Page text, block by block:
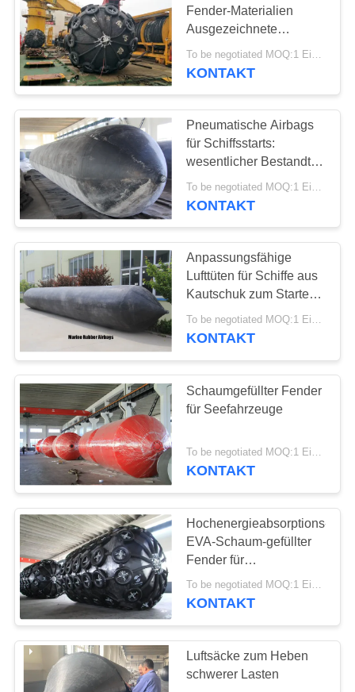
Fender-Materialien
Ausgezeichnete
Polsterleistung für den
Schiffsschutz
KONTAKT
Pneumatische Airbags
für Schiffsstarts:
wesentlicher Bestandteil
für Schiffsstarts und
Schleppfahrten
KONTAKT
Anpassungsfähige
Lufttüten für Schiffe aus
Kautschuk zum Starten
und Heben
To be negotiated MOQ:1 Einheit
KONTAKT
Schaumgefüllter Fender
für Seefahrzeuge
To be negotiated MOQ:1 Einheit
KONTAKT
Hochenergieabsorptions-
EVA-Schaum-gefüllter
Fender für
Schiffsdocking
To be negotiated MOQ:1 Einheit
KONTAKT
Luftsäcke zum Heben
schwerer Lasten